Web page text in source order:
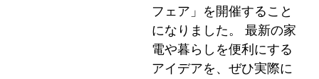
フェア」を開催すること
になりました。 最新の家
電や暮らしを便利にする
アイデアを、ぜひ実際に